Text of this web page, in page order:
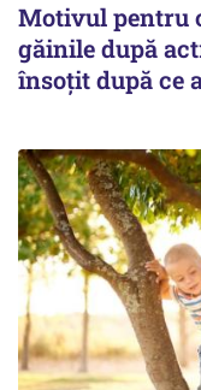
Motivul pentru
găinile după
însoțit după ce